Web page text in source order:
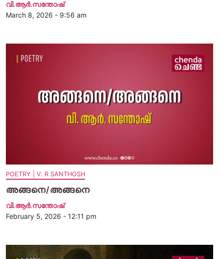
വി.ആര്‍.സന്തോഷ്
March 8, 2026 - 9:56 am
POETRY | V. R SANTHOSH
അങ്ങനെ/അങ്ങനെ
വി.ആര്‍.സന്തോഷ്
February 5, 2026 - 12:11 pm